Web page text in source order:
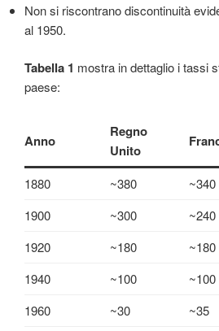
Non si riscontrano discontinuità
al 1950.
Tabella 1 mostra in dettaglio i tassi
paese:
Anno
Regno
Unito
1880 ~380 ~340
1900
~300 ~240
1920
~180 ~180
1940
~100 ~100
1960
~30 ~35